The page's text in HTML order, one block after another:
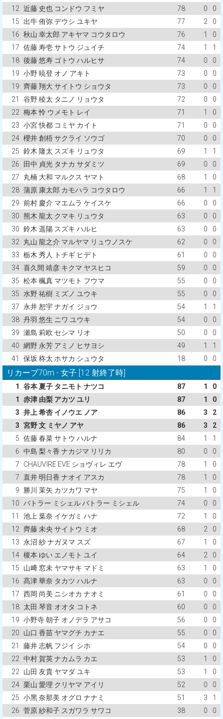
12 近藤 史也 コンドウ フミヤ 78 0
0
15
出牛 侑弥 デウシ ユキヤ 77 2
0
16 秋山 幸太郎 アキヤマ コウタロウ 76 1
0
17 佐藤 寿壱 サトウ ジュイチ 74 1
1
18 後藤 悠寿 ゴトウ ハルヒサ 74 0
0
19 小野 暁登 オノ アキト 73 0
0
19 齊藤 翔大 サイトウ ショウタ 73 0
0
21
谷野 稜太 タニノ リョウタ 72 0
0
22 梅本 怜 ウメモト レイ 71 1
0
23 小宮 快都 コミヤ カイト 71 0
0
24 櫻井 創梧 サクライ ソウゴ 70 0
0
25 鈴木 隆太 スズキ リュウタ 69 1
1
26
田中 貞光 タナカ サダミツ 69 0
0
27
丸楠 大和 マルクス ヤマト 68 1
0
28 蒲原 康太郎 カモハラ コウタロウ 66 1
1
29 前村 慶介 マエムラ ケイスケ 66 0
0
30 熊木 龍太 クマキ リュウタ 63 0
0
30 鈴木 遥陽 スズキ ハルヒ 63 0
0
32
丸山 龍之介 マルヤマ リュウノスケ 62 0
0
33 栃木 秀人 トチギ ヒデト 61 0
0
34 喜久間 靖彦 キクマ ヤスヒコ 59 0
0
35 松本 楓真 マツモト フウマ 55 0
0
35 水野 祐樹 ミズノ ユウキ 55 0
0
37
永井 恕宇 ナガイ ジョウ 54 1
1
38 丹羽 悠生 ニワ ユウキ 54 0
0
39 瀬島 莉欧 セシマ リオ 50 0
0
40 網野 永芳 アミノ ヒサヨシ 49 1
1
41
保坂 柊太 ホサカ シュウタ 18 0 0
リカーブ70m - 女子 [12 射終了時]
1 谷本 夏子 タニモト ナツコ 87 1
0
1
赤津 由梨 アカツ ユリ 87 1
0
3 井上 希杏 イノウエ ノア 86 3
2
3 宮野 文 ミヤノ アヤ 86 3
2
5 佐藤 春菜 サトウ ハルナ 84 1
1
6 中島 梨々香 ナカジマ リリカ 80 0
0
7
CHAUVIRE EVE ショヴィレ エヴ 78 1
0
7 直井 明日香 ナオイ アスカ 78 1
0
9
勝川 茉矢 カツカワ マヤ 75 1
0
10 バトラー ミシェル バトラー ミシェル 74 0
0
11
池上 葉奈 イケガミ ハナ 72 1
0
12 齊藤 未央 サイトウ ミオ 68 2
0
13
永沼 紗 ナガヌマ スズ 67 1
0
14 榎本 ゆい エノモト ユイ 64 2
0
15
山﨑 窓未 ヤマサキ マドミ 63 1
0
16 髙津 華奈 タカツ ハルナ 63 0
0
17 西岡 尚美 ニシオカ ナオミ 61 0
0
18 太田 琴音 オオタ コトネ 60 0
0
19 小野寺 朝子 オノデラ アサコ 56 0
0
20
山口 香苗 ヤマグチ カナエ 55 0
0
21
藤井 志帆 フジイ シホ 54 0
0
22 中村 賀英 ナカムラ カエ 53 1
0
22
山田 友貴 ヤマダ ユキ 53 1
0
24 栗山 愛理 クリヤマ アイリ 52 0
0
25 小黑 奈那美 オグロ ナナミ 51 3
1
26 菅原 紗和子 スガワラ サワコ 38 0
0